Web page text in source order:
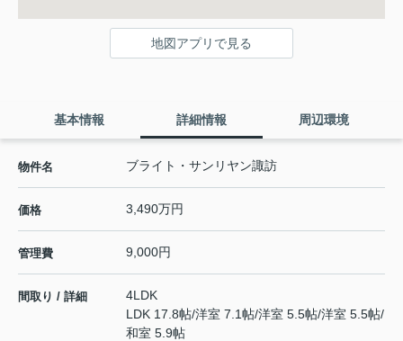
地図アプリで見る
基本情報 詳細情報 周辺環境
物件名 ブライト・サンリヤン諏訪
価格 3,490万円
管理費 9,000円
間取り / 詳細
4LDK
LDK 17.8帖/洋室 7.1帖/洋室 5.5帖/洋室 5.5帖/
和室 5.9帖